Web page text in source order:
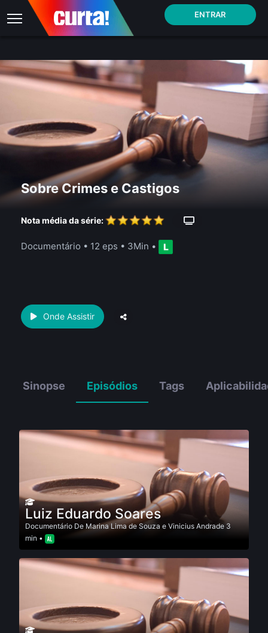
ENTRAR
Sobre Crimes e Castigos
Nota média da série:
Documentário • 12 eps • 3Min •
Onde Assistir
Sinopse Episódios Tags
Luiz Eduardo Soares
Documentário De Marina Lima de Souza e Vinicius Andrade 3
min •